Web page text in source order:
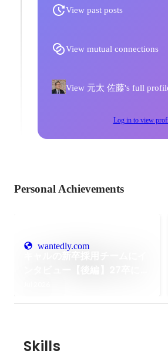
View past posts
View mutual connections
View 元太 佐藤's full
Log in to view
Personal Achievements
wantedly.com
Skills